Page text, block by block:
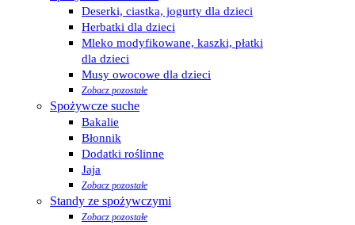
Deserki, ciastka, jogurty dla dzieci
Herbatki dla dzieci
Mleko modyfikowane, kaszki, płatki
dla dzieci
Musy owocowe dla dzieci
Zobacz pozostałe
Spożywcze suche
Bakalie
Błonnik
Dodatki roślinne
Jaja
Zobacz pozostałe
Standy ze spożywczymi
Zobacz pozostałe